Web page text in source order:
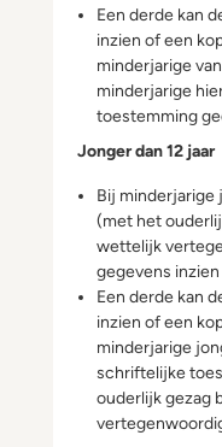
Een derde kan
inzien of een
minderjarige
minderjarige
toestemming
Jonger dan 12 jaar
Bij minderjarige
(met het
wettelijk
gegevens
Een derde kan
inzien of een
minderjarige
schriftelijke
ouderlijk gezag